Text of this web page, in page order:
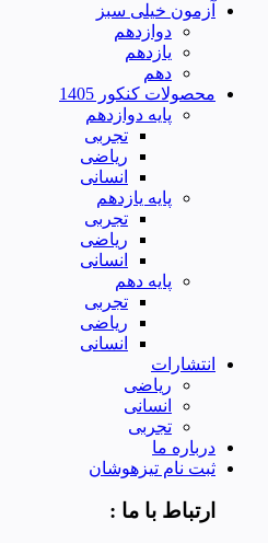
آزمون خیلی سبز
دوازدهم
یازدهم
دهم
محصولات کنکور 1405
پایه دوازدهم
تجربی
ریاضی
انسانی
پایه یازدهم
تجربی
ریاضی
انسانی
پایه دهم
تجربی
ریاضی
انسانی
انتشارات
ریاضی
انسانی
تجربی
درباره ما
ثبت نام تیزهوشان
ارتباط با ما :